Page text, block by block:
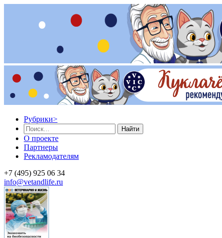
Рубрики>
Найти
О проекте
Партнеры
Рекламодателям
+7 (495) 925 06 34
info@vetandlife.ru